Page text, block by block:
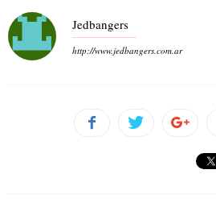
Jedbangers
http://www.jedbangers.com.ar